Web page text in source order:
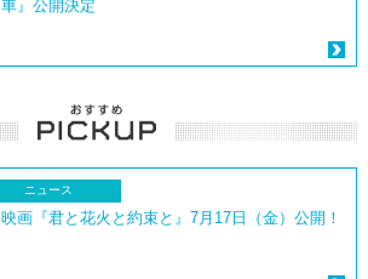
車』公開決定
ニュース
映画『君と花火と約束と』7月17日（金）公開！